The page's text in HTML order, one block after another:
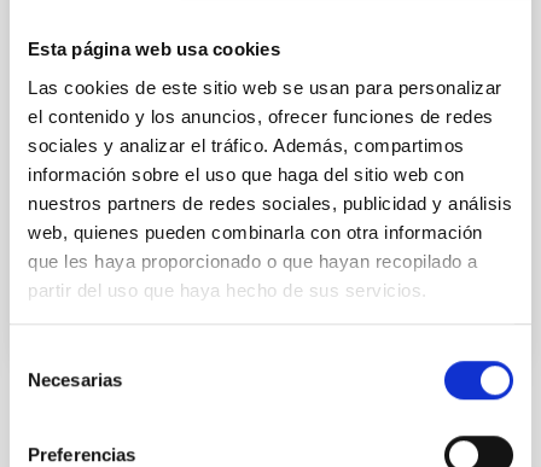
Esta página web usa cookies
Las cookies de este sitio web se usan para personalizar
el contenido y los anuncios, ofrecer funciones de redes
sociales y analizar el tráfico. Además, compartimos
información sobre el uso que haga del sitio web con
nuestros partners de redes sociales, publicidad y análisis
web, quienes pueden combinarla con otra información
que les haya proporcionado o que hayan recopilado a
partir del uso que haya hecho de sus servicios.
Necesarias
Preferencias
UN CONTRATO - TÉCNICO/A DE TALLER -
ESPECIALIDAD MECÁNICA- FIJO
LABORAL - PS-2026-032
Se convoca proceso selectivo para el ingreso, como
personal laboral fijo, de un puesto de trabajo con la
categoría profesional de Técnico/a de Taller, acogido
al Convenio y que tendrá, entre otras